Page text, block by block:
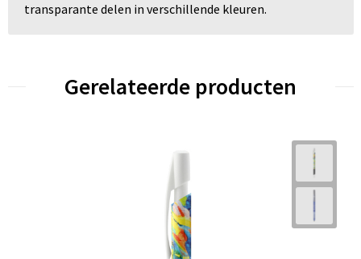
transparante delen in verschillende kleuren.
Gerelateerde producten